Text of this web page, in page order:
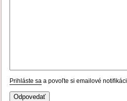
Prihláste sa a povoľte si emailové